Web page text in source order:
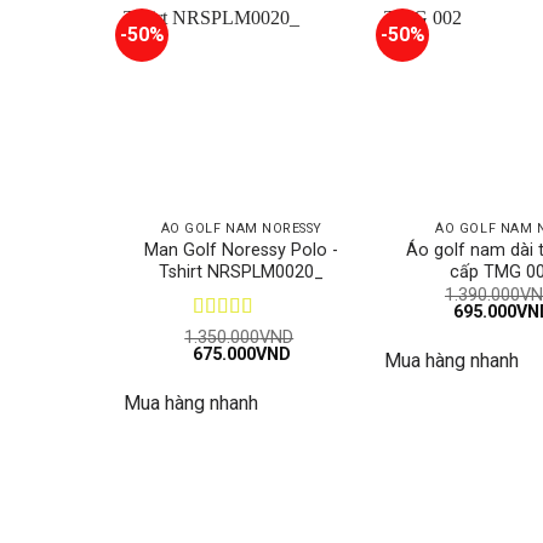
-50%
ÁO GOLF NAM NORESSY
Man Golf Noressy Polo -
Tshirt NRSPLM0020_
Được xếp
hạng55 sao
1.350.000VND
Giá
1.350.000VND.
675.000VNDGiá
Mua hàng nhanh
-50%
ÁO GOLF NAM
Áo golf nam dài
cấp TMG
1.390.000
Giá
695.000
Mua hàng nhanh